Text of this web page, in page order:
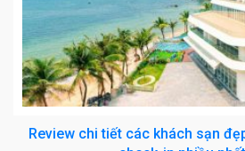
Review chi tiết các khách sạn